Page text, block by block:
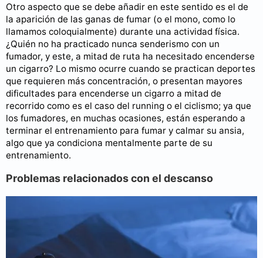
Otro aspecto que se debe añadir en este sentido es el de
la aparición de las ganas de fumar (o el mono, como lo
llamamos coloquialmente) durante una actividad física.
¿Quién no ha practicado nunca senderismo con un
fumador, y este, a mitad de ruta ha necesitado encenderse
un cigarro? Lo mismo ocurre cuando se practican deportes
que requieren más concentración, o presentan mayores
dificultades para encenderse un cigarro a mitad de
recorrido como es el caso del running o el ciclismo; ya que
los fumadores, en muchas ocasiones, están esperando a
terminar el entrenamiento para fumar y calmar su ansia,
algo que ya condiciona mentalmente parte de su
entrenamiento.
Problemas relacionados con el descanso